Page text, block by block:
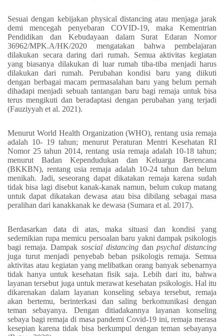
Sesuai dengan kebijakan physical distancing atau menjaga jarak
demi mencegah penyebaran COVID-19, maka Kementrian
Pendidikan dan Kebudayaan dalam Surat Edaran Nomor
36962/MPK.A/HK/2020 mengatakan bahwa pembelajaran
dilakukan secara daring dari rumah. Semua aktivitas kegiatan
yang biasanya dilakukan di luar rumah tiba-tiba menjadi harus
dilakukan dari rumah. Perubahan
kondisi baru yang diikuti
dengan berbagai macam permasalahan baru yang belum pernah
dihadapi menjadi sebuah tantangan baru bagi remaja untuk bisa
terus mengikuti dan beradaptasi dengan perubahan yang terjadi
(Fauziyyah et al. 2021).
Menurut World Health Organization (WHO), rentang usia remaja
adalah 10- 19 tahun; menurut Peraturan Mentri Kesehatan RI
Nomor 25 tahun 2014, rentang usia remaja adalah 10-18 tahun;
menurut Badan Kependudukan dan Keluarga Berencana
(BKKBN), rentang usia remaja adalah 10-24 tahun dan belum
menikah. Jadi, seseorang dapat dikatakan remaja karena sudah
tidak bisa lagi disebut kanak-kanak namun, belum cukup matang
untuk dapat dikatakan dewasa atau bisa dibilang sebagai masa
peralihan dari kanakkanak ke dewasa (Sumara et al. 2017).
Berdasarkan data di atas, maka situasi dan kondisi yang
sedemikian rupa memicu persoalan baru yakni dampak psikologis
bagi remaja.Dampaksoscial distancing danpsychal distancing
juga turut menjadi penyebab beban psikologis remaja. Semua
aktivitas atau kegiatan yang melibatkan orang banyak sebenarnya
tidak hanya untuk kesehatan fisik saja. Lebih dari itu, bahwa
layanan tersebut juga untuk merawat kesehatan psikologis. Hal itu
dikarenakan dalam layanan konseling sebaya tersebut, remaja
akan bertemu, berinterkasi dan saling berkomunikasi dengan
teman sebayanya. Dengan ditiadakannya layanan konseling
sebaya bagi remaja di masa pandemi Covid-19 ini, remaja merasa
kesepian karena tidak bisa berkumpul dengan teman sebayanya